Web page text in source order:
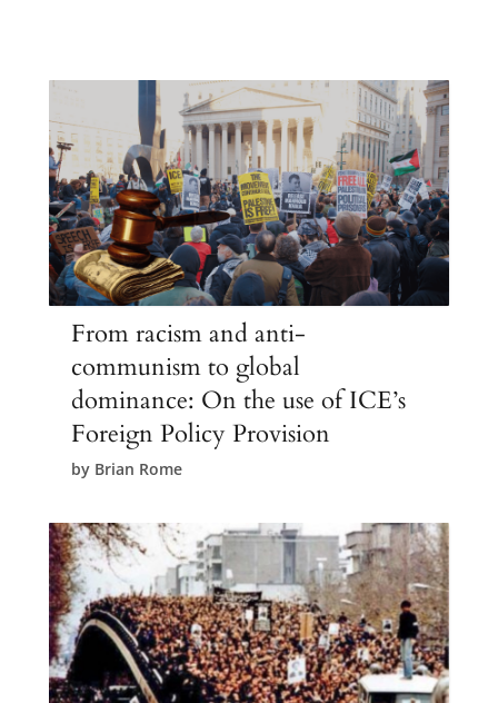
From racism and anti-
communism to global
dominance: On the use of ICE’s
Foreign Policy Provision
by Brian Rome